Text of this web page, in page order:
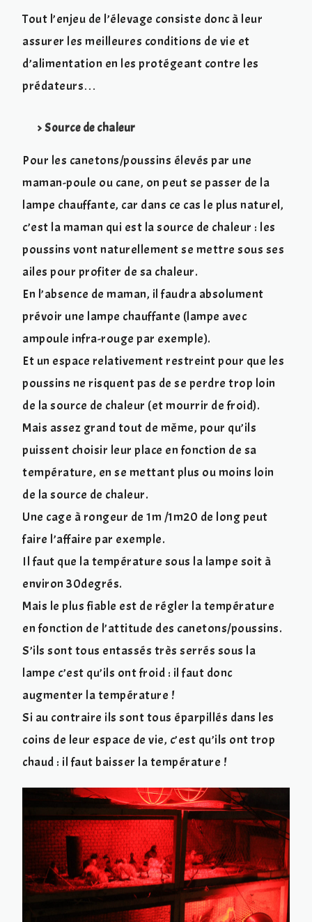
Tout l’enjeu de l’élevage consiste donc à leur
assurer les meilleures conditions de vie et
d’alimentation en les protégeant contre les
prédateurs…
> Source de chaleur
Pour les canetons/poussins élevés par une
maman-poule ou cane, on peut se passer de la
lampe chauffante, car dans ce cas le plus naturel,
c’est la maman qui est la source de chaleur : les
poussins vont naturellement se mettre sous ses
ailes pour profiter de sa chaleur.
En l’absence de maman, il faudra absolument
prévoir une lampe chauffante (lampe avec
ampoule infra-rouge par exemple).
Et un espace relativement restreint pour que les
poussins ne risquent pas de se perdre trop loin
de la source de chaleur (et mourrir de froid).
Mais assez grand tout de même, pour qu’ils
puissent choisir leur place en fonction de sa
température, en se mettant plus ou moins loin
de la source de chaleur.
Une cage à rongeur de 1m /1m20 de long peut
faire l’affaire par exemple.
Il faut que la température sous la lampe soit à
environ 30degrés.
Mais le plus fiable est de régler la température
en fonction de l’attitude des canetons/poussins.
S’ils sont tous entassés très serrés sous la
lampe c’est qu’ils ont froid : il faut donc
augmenter la température !
Si au contraire ils sont tous éparpillés dans les
coins de leur espace de vie, c’est qu’ils ont trop
chaud : il faut baisser la température !